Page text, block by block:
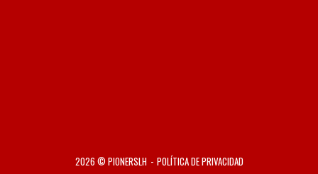
2026 © PIONERSLH POLÍTICA DE PRIVACIDAD